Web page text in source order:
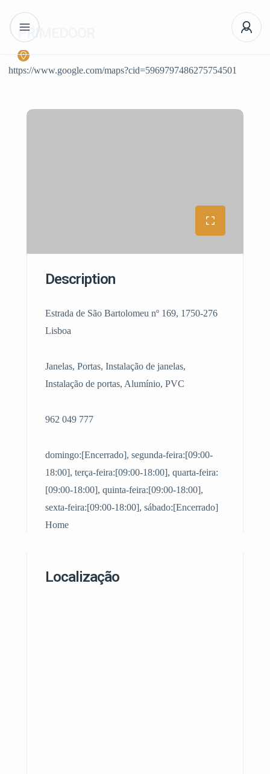
PRIMEDOOR
https://www.google.com/maps?cid=5969797486275754501
Description
Estrada de São Bartolomeu nº 169, 1750-276
Lisboa
Janelas, Portas, Instalação de janelas,
Instalação de portas, Alumínio, PVC
962 049 777
domingo:[Encerrado], segunda-feira:[09:00-
18:00], terça-feira:[09:00-18:00], quarta-feira:
[09:00-18:00], quinta-feira:[09:00-18:00],
sexta-feira:[09:00-18:00], sábado:[Encerrado]
Home
Localização